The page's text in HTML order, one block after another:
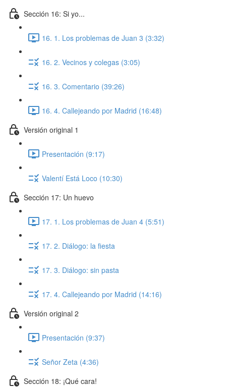
Sección 16: Si yo...
16. 1. Los problemas de Juan 3 (3:32)
16. 2. Vecinos y colegas (3:05)
16. 3. Comentario (39:26)
16. 4. Callejeando por Madrid (16:48)
Versión original 1
Presentación (9:17)
Valentí Está Loco (10:30)
Sección 17: Un huevo
17. 1. Los problemas de Juan 4 (5:51)
17. 2. Diálogo: la fiesta
17. 3. Diálogo: sin pasta
17. 4. Callejeando por Madrid (14:16)
Versión original 2
Presentación (9:37)
Señor Zeta (4:36)
Sección 18: ¡Qué cara!